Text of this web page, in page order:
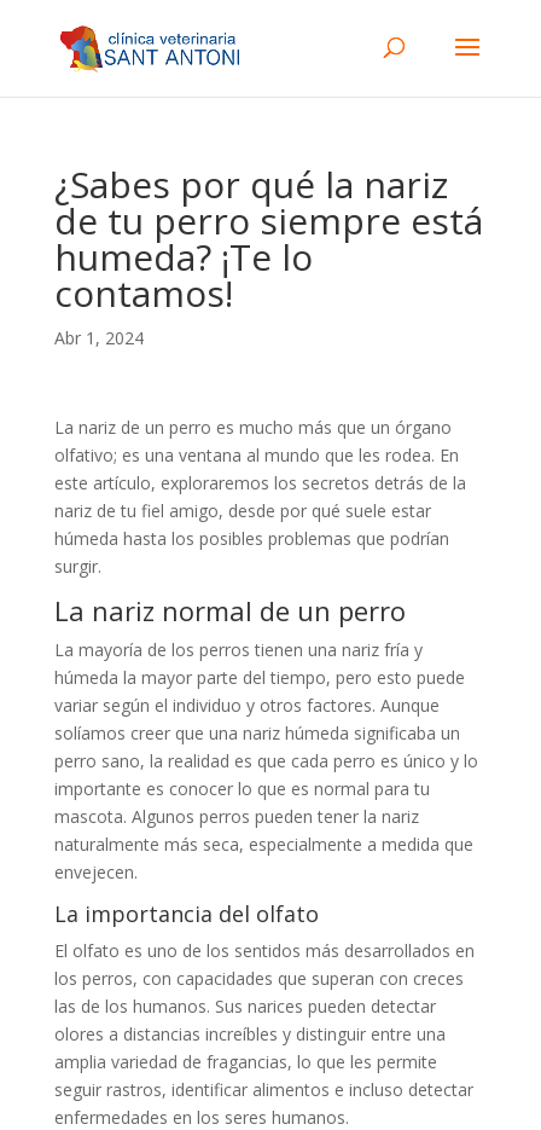
¿Sabes por qué la nariz
de tu perro siempre está
humeda? ¡Te lo
contamos!
Abr 1, 2024
La nariz de un perro es mucho más que un órgano
olfativo; es una ventana al mundo que les rodea. En
este artículo, exploraremos los secretos detrás de la
nariz de tu fiel amigo, desde por qué suele estar
húmeda hasta los posibles problemas que podrían
surgir.
La nariz normal de un perro
La mayoría de los perros tienen una nariz fría y
húmeda la mayor parte del tiempo, pero esto puede
variar según el individuo y otros factores. Aunque
solíamos creer que una nariz húmeda significaba un
perro sano, la realidad es que cada perro es único y lo
importante es conocer lo que es normal para tu
mascota. Algunos perros pueden tener la nariz
naturalmente más seca, especialmente a medida que
envejecen.
La importancia del olfato
El olfato es uno de los sentidos más desarrollados en
los perros, con capacidades que superan con creces
las de los humanos. Sus narices pueden detectar
olores a distancias increíbles y distinguir entre una
amplia variedad de fragancias, lo que les permite
seguir rastros, identificar alimentos e incluso detectar
enfermedades en los seres humanos.